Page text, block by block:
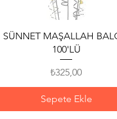
Hızlı Bakış
SÜNNET MAŞALLAH
100'LÜ
Fiyat
₺325,00
Sepete Ekle